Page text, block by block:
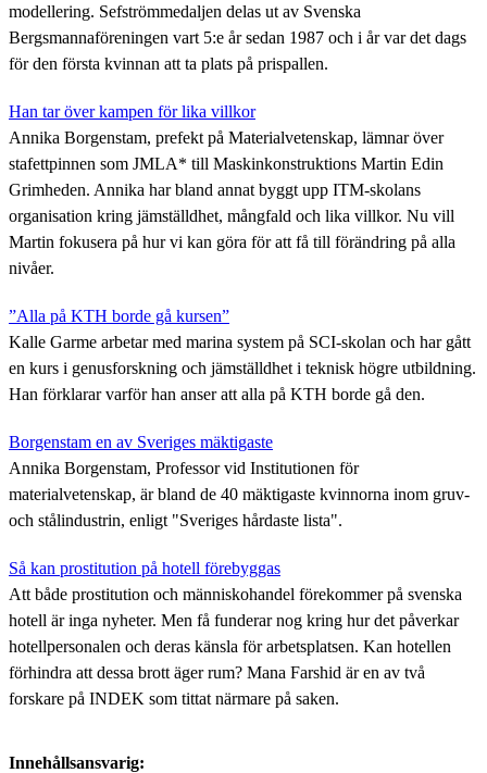
modellering. Sefströmmedaljen delas ut av Svenska
Bergsmannaföreningen vart 5:e år sedan 1987 och i år var det dags
för den första kvinnan att ta plats på prispallen.
Han tar över kampen för lika villkor
Annika Borgenstam, prefekt på Materialvetenskap, lämnar över
stafettpinnen som JMLA* till Maskinkonstruktions Martin Edin
Grimheden. Annika har bland annat byggt upp ITM-skolans
organisation kring jämställdhet, mångfald och lika villkor. Nu vill
Martin fokusera på hur vi kan göra för att få till förändring på alla
nivåer.
”Alla på KTH borde gå kursen”
Kalle Garme arbetar med marina system på SCI-skolan och har gått
en kurs i genusforskning och jämställdhet i teknisk högre utbildning.
Han förklarar varför han anser att alla på KTH borde gå den.
Borgenstam en av Sveriges mäktigaste
Annika Borgenstam, Professor vid Institutionen för
materialvetenskap, är bland de 40 mäktigaste kvinnorna inom gruv-
och stålindustrin, enligt "Sveriges hårdaste lista".
Så kan prostitution på hotell förebyggas
Att både prostitution och människohandel förekommer på svenska
hotell är inga nyheter. Men få funderar nog kring hur det påverkar
hotellpersonalen och deras känsla för arbetsplatsen. Kan hotellen
förhindra att dessa brott äger rum? Mana Farshid är en av två
forskare på INDEK som tittat närmare på saken.
Innehållsansvarig: